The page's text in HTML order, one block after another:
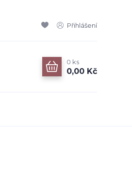
Přihlášení
0 ks
0,00 Kč